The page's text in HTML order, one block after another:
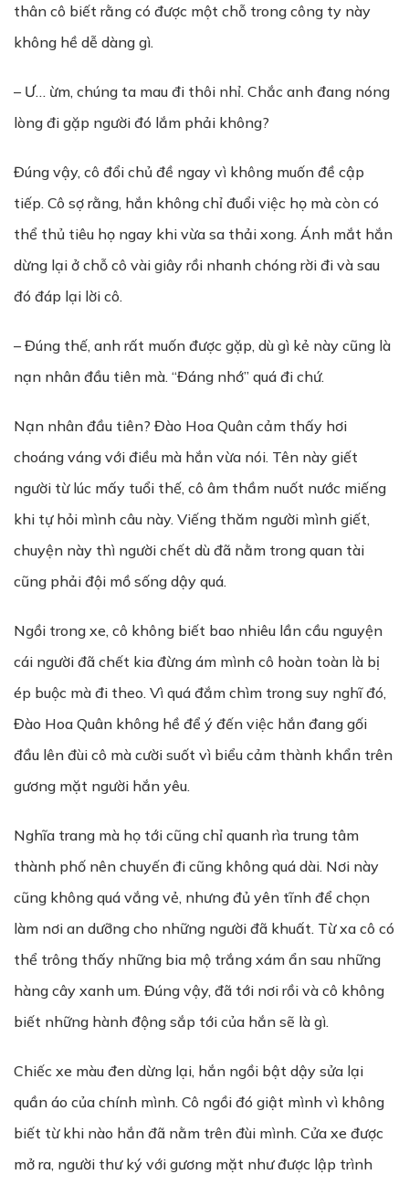
thân cô biết rằng có được một chỗ trong công ty này
không hề dễ dàng gì.
– Ư… ừm, chúng ta mau đi thôi nhỉ. Chắc anh đang nóng
lòng đi gặp người đó lắm phải không?
Đúng vậy, cô đổi chủ đề ngay vì không muốn đề cập
tiếp. Cô sợ rằng, hắn không chỉ đuổi việc họ mà còn có
thể thủ tiêu họ ngay khi vừa sa thải xong. Ánh mắt hắn
dừng lại ở chỗ cô vài giây rồi nhanh chóng rời đi và sau
đó đáp lại lời cô.
– Đúng thế, anh rất muốn được gặp, dù gì kẻ này cũng là
nạn nhân đầu tiên mà. “Đáng nhớ” quá đi chứ.
Nạn nhân đầu tiên? Đào Hoa Quân cảm thấy hơi
choáng váng với điều mà hắn vừa nói. Tên này giết
người từ lúc mấy tuổi thế, cô âm thầm nuốt nước miếng
khi tự hỏi mình câu này. Viếng thăm người mình giết,
chuyện này thì người chết dù đã nằm trong quan tài
cũng phải đội mồ sống dậy quá.
Ngồi trong xe, cô không biết bao nhiêu lần cầu nguyện
cái người đã chết kia đừng ám mình cô hoàn toàn là bị
ép buộc mà đi theo. Vì quá đắm chìm trong suy nghĩ đó,
Đào Hoa Quân không hề để ý đến việc hắn đang gối
đầu lên đùi cô mà cười suốt vì biểu cảm thành khẩn trên
gương mặt người hắn yêu.
Nghĩa trang mà họ tới cũng chỉ quanh rìa trung tâm
thành phố nên chuyến đi cũng không quá dài. Nơi này
cũng không quá vắng vẻ, nhưng đủ yên tĩnh để chọn
làm nơi an dưỡng cho những người đã khuất. Từ xa cô có
thể trông thấy những bia mộ trắng xám ẩn sau những
hàng cây xanh um. Đúng vậy, đã tới nơi rồi và cô không
biết những hành động sắp tới của hắn sẽ là gì.
Chiếc xe màu đen dừng lại, hắn ngồi bật dậy sửa lại
quần áo của chính mình. Cô ngồi đó giật mình vì không
biết từ khi nào hắn đã nằm trên đùi mình. Cửa xe được
mở ra, người thư ký với gương mặt như được lập trình